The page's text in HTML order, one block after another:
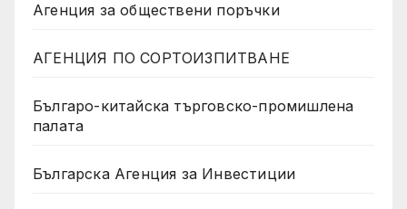
Агенция за обществени поръчки
АГЕНЦИЯ ПО СОРТОИЗПИТВАНЕ
Българо-китайска търговско-промишлена
палата
Българска Агенция за Инвестиции